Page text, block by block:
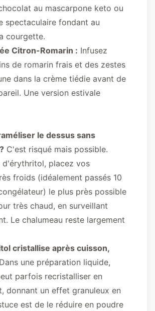
au mascarpone keto ou
spectaculaire fondant au
courgette.
Citron-Romarin : Infusez
de romarin frais et des zestes
dans la crème tiédie avant de
Une version estivale
le dessus sans
C'est risqué mais possible.
d'érythritol, placez vos
froids (idéalement passés 10
le plus près possible
très chaud, en surveillant
Le chalumeau reste largement
cristallise après cuisson,
Dans une préparation liquide,
parfois recristalliser en
donnant un effet granuleux en
est de le réduire en poudre